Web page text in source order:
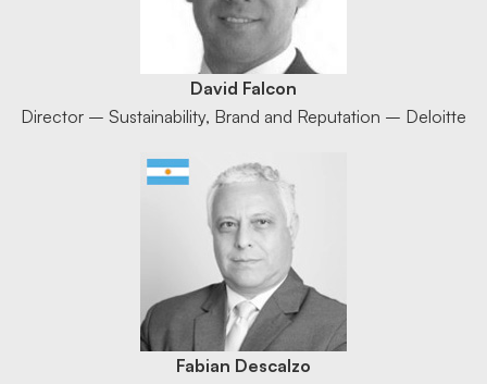
David Falcon
Director – Sustainability, Brand and Reputation – Deloitte
Fabian Descalzo